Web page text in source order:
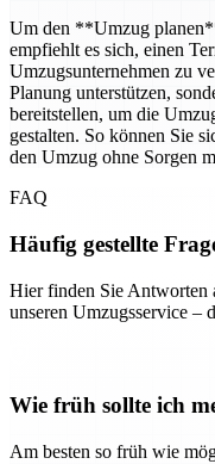
Um den **Umzug
empfiehlt es sich, einen
Umzugsunternehmen zu
Planung unterstützen,
bereitstellen, um die
gestalten. So können Sie
den Umzug ohne Sorgen
FAQ
Häufig gestellte
Hier finden Sie Antworten
unseren Umzugsservice –
Wie früh sollte ich
Am besten so früh wie